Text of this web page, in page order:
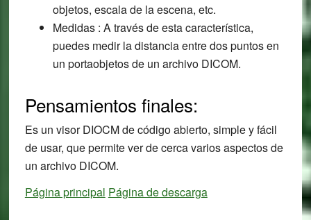
objetos, escala de la escena, etc.
Medidas : A través de esta característica,
puedes medir la distancia entre dos puntos en
un portaobjetos de un archivo DICOM.
Pensamientos finales:
Es un visor DIOCM de código abierto, simple y fácil
de usar, que permite ver de cerca varios aspectos de
un archivo DICOM.
Página principal Página de descarga